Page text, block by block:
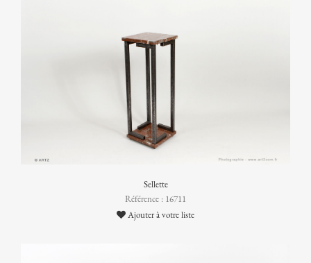
Sellette
Référence : 16711
Ajouter à votre liste